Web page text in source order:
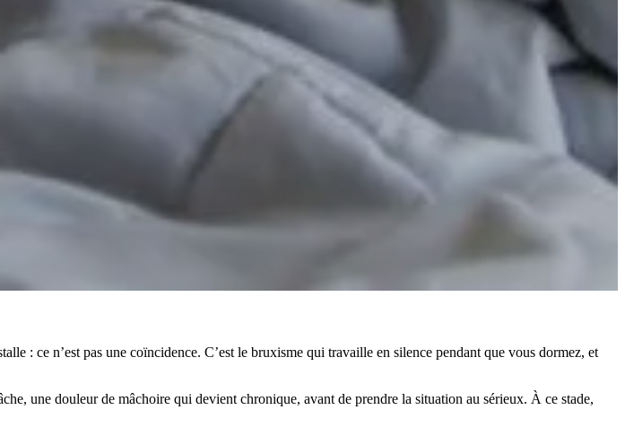
: ce n’est pas une coïncidence. C’est le bruxisme qui travaille en silence pendant que vous dormez, et
une douleur de mâchoire qui devient chronique, avant de prendre la situation au sérieux. À ce stade,